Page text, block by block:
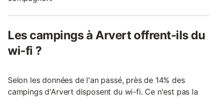
Les campings à Arvert offrent-ils du
wi-fi ?
Selon les données de l'an passé, près de 14% des
campings d'Arvert disposent du wi-fi. Ce n'est pas la